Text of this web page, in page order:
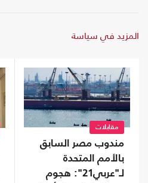
المزيد في سياسة
مقابلات
مندوب مصر السابق
بالأمم المتحدة
لـ"عربي21": هجوم